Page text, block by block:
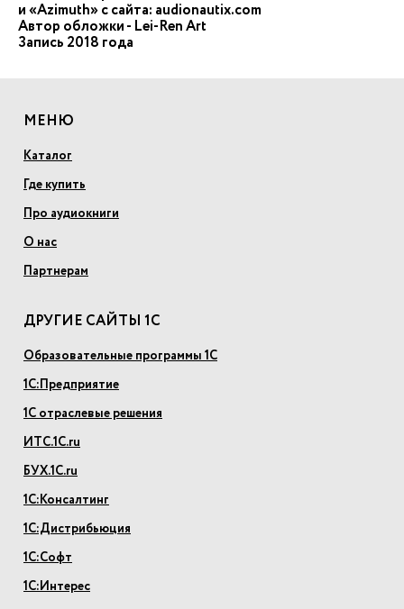
и «Azimuth» с сайта: audionautix.com
Автор обложки - Lei-Ren Art
Запись 2018 года
МЕНЮ
Каталог
Где купить
Про аудиокниги
О нас
Партнерам
ДРУГИЕ САЙТЫ 1С
Образовательные программы 1С
1С:Предприятие
1С отраслевые решения
ИТС.1С.ru
БУХ.1С.ru
1С:Консалтинг
1С:Дистрибьюция
1С:Софт
1С:Интерес